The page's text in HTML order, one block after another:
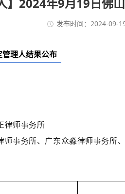
发布时间：2024-09-
管理人结果公布
律师事务所
事务所、广东众淼律师事务所